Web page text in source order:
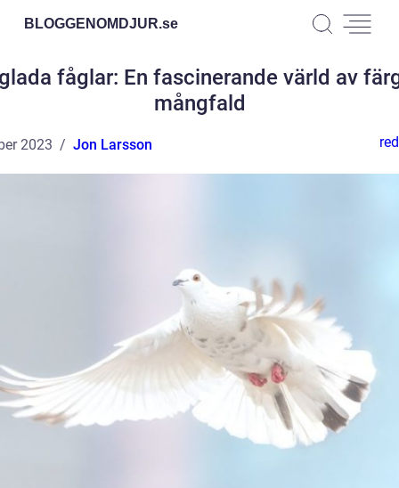
BLOGGENOMDJUR.se
fåglar: En fascinerande värld av
mångfald
2023 Jon Larsson